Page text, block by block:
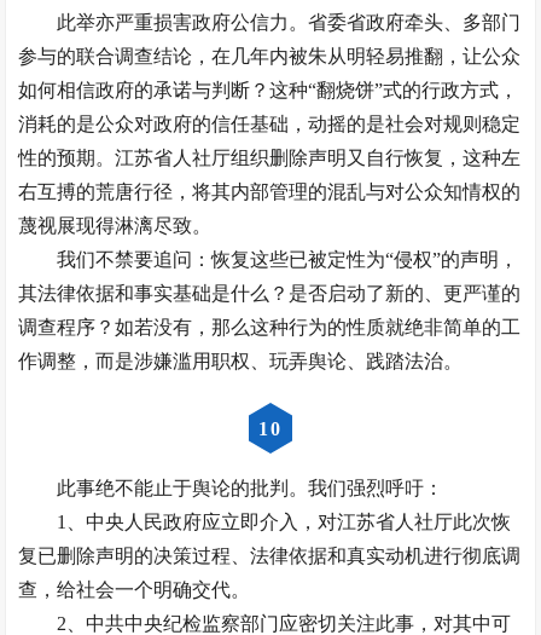
此举亦严重损害政府公信力。省委省政府牵头、多部门
参与的联合调查结论，在几年内被朱从明轻易推翻，让公众
如何相信政府的承诺与判断？这种“翻烧饼”式的行政方式，
消耗的是公众对政府的信任基础，动摇的是社会对规则稳定
性的预期。江苏省人社厅组织删除声明又自行恢复，这种左
右互搏的荒唐行径，将其内部管理的混乱与对公众知情权的
蔑视展现得淋漓尽致。
我们不禁要追问：恢复这些已被定性为“侵权”的声明，
其法律依据和事实基础是什么？是否启动了新的、更严谨的
调查程序？如若没有，那么这种行为的性质就绝非简单的工
作调整，而是涉嫌滥用职权、玩弄舆论、践踏法治。
10
此事绝不能止于舆论的批判。我们强烈呼吁：
1、中央人民政府应立即介入，对江苏省人社厅此次恢
复已删除声明的决策过程、法律依据和真实动机进行彻底调
查，给社会一个明确交代。
2、中共中央纪检监察部门应密切关注此事，对其中可